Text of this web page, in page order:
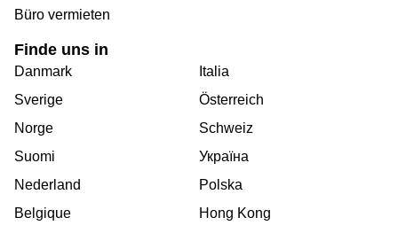
Büro vermieten
Finde uns in
Danmark
Sverige
Norge
Suomi
Nederland
Belgique
Italia
Österreich
Schweiz
Україна
Polska
Hong Kong